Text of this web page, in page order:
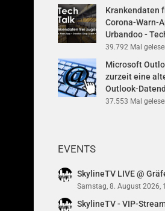
Krankendaten
Corona-Warn-
Urbandoo -
39.792 Mal
Microsoft
zurzeit eine
Outlook-
37.553 Mal
EVENTS
SkylineTV LIVE @
Samstag, 8. August 2026,
SkylineTV - VIP-